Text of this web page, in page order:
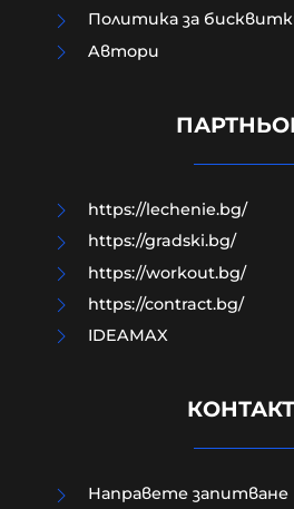
Бандата с
Политика за
Aвтори
https://lechenie.bg/
https://gradski.bg/
https://workout.bg/
https://contract.bg/
IDEAMAX
Направете запитване